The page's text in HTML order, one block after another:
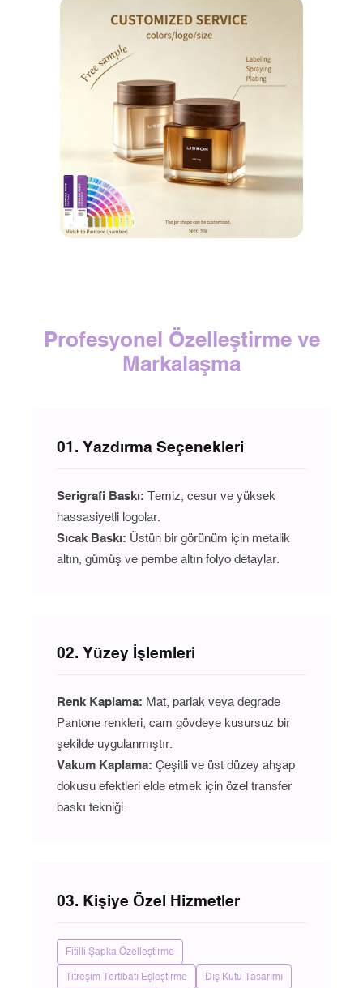
Profesyonel Özelleştirme ve
Markalaşma
01. Yazdırma Seçenekleri
Serigrafi Baskı: Temiz, cesur ve yüksek
hassasiyetli logolar.
Sıcak Baskı: Üstün bir görünüm için metalik
altın, gümüş ve pembe altın folyo detaylar.
02. Yüzey İşlemleri
Renk Kaplama: Mat, parlak veya degrade
Pantone renkleri, cam gövdeye kusursuz bir
şekilde uygulanmıştır.
Vakum Kaplama: Çeşitli ve üst düzey ahşap
dokusu efektleri elde etmek için özel transfer
baskı tekniği.
03. Kişiye Özel Hizmetler
Fitilli Şapka Özelleştirme
Titreşim Tertibatı Eşleştirme Dış Kutu Tasarımı